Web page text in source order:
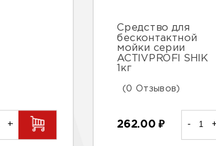
+
Средство для
бесконтактной
мойки серии
ACTIVPROFI SHIK
1кг
(0 Отзывов)
262.00₽ -